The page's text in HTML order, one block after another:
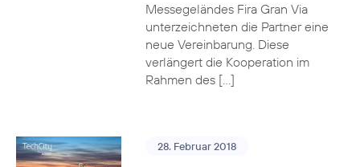
Messegeländes Fira Gran Via
unterzeichneten die Partner eine
neue Vereinbarung. Diese
verlängert die Kooperation im
Rahmen des […]
28. Februar 2018